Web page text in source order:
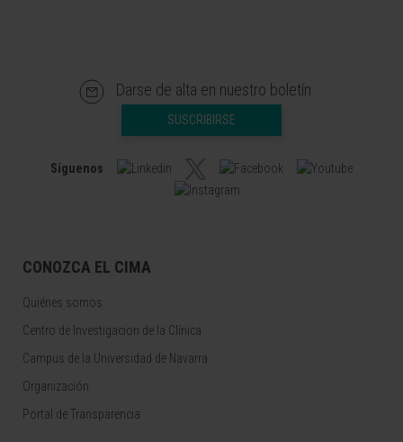
Darse de alta en nuestro boletín
SUSCRIBIRSE
Síguenos
CONOZCA EL CIMA
Quiénes somos
Centro de Investigacion de la Clínica
Campus de la Universidad de Navarra
Organización
Portal de Transparencia